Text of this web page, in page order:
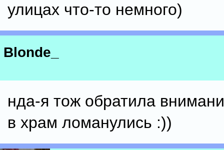
улицах что-то немного)
Blonde_
нда-я тож обратила
в храм ломанулись :))